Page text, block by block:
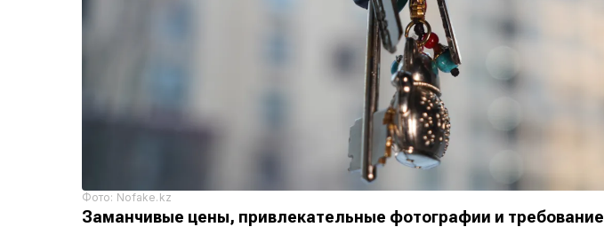
Фото: Nofake.kz
Заманчивые цены, привлекательные фотографии и требование